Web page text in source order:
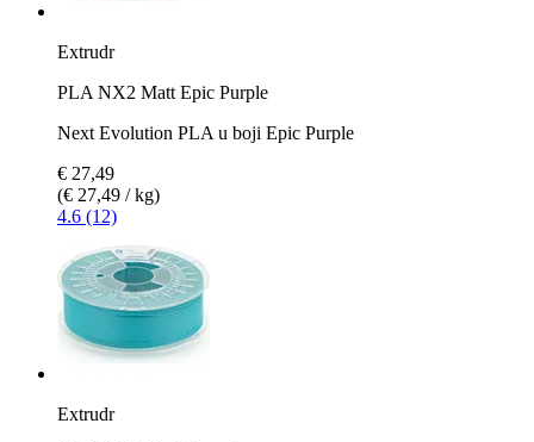
Extrudr
PLA NX2 Matt Epic Purple
Next Evolution PLA u boji Epic Purple
€ 27,49
(€ 27,49 / kg)
4.6 (12)
Extrudr